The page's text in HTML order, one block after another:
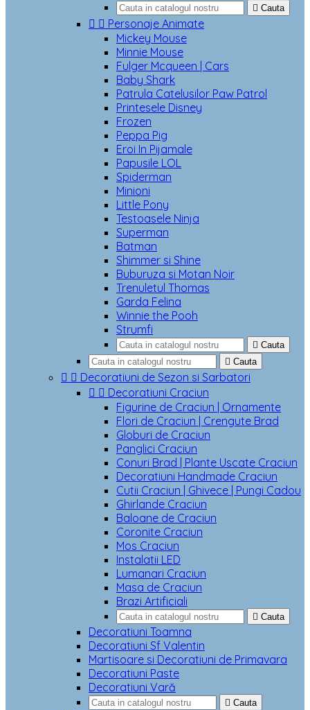
 Cauta
  Personaje Animate
Mickey Mouse
Minnie Mouse
Fulger Mcqueen | Cars
Baby Shark
Patrula Catelusilor Paw Patrol
Printesele Disney
Frozen
Peppa Pig
Eroi In Pijamale
Papusile LOL
Spiderman
Minioni
Little Pony
Testoasele Ninja
Superman
Batman
Shimmer si Shine
Buburuza si Motan Noir
Trenuletul Thomas
Garda Felina
Winnie the Pooh
Strumfi
 Cauta
 Cauta
  Decoratiuni de Sezon si Sarbatori
  Decoratiuni Craciun
Figurine de Craciun | Ornamente
Flori de Craciun | Crengute Brad
Globuri de Craciun
Panglici Craciun
Conuri Brad | Plante Uscate Craciun
Decoratiuni Handmade Craciun
Cutii Craciun | Ghivece | Pungi Cadou
Ghirlande Craciun
Baloane de Craciun
Coronite Craciun
Mos Craciun
Instalatii LED
Lumanari Craciun
Masa de Craciun
Brazi Artificiali
 Cauta
Decoratiuni Toamna
Decoratiuni Sf Valentin
Martisoare si Decoratiuni de Primavara
Decoratiuni Paste
Decoratiuni Vară
 Cauta